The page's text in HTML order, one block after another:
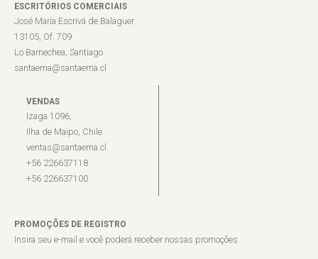
ESCRITÓRIOS COMERCIAIS
José María Escrivá de Balaguer
13105, Of. 709
Lo Barnechea, Santiago
santaema@santaema.cl
VENDAS
Izaga 1096,
Ilha de Maipo, Chile
ventas@santaema.cl
+56 226637118
+56 226637100
PROMOÇÕES DE REGISTRO
Insira seu e-mail e você poderá receber nossas promoções